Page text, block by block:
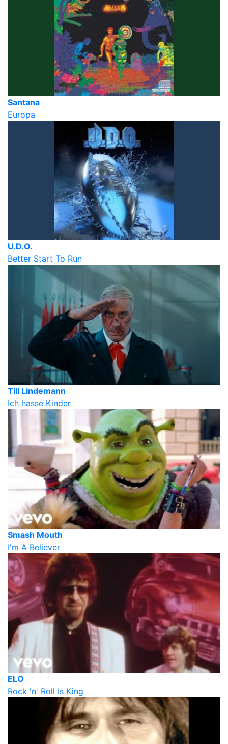
Santana
Europa
U.D.O.
Better Start To Run
Till Lindemann
Ich hasse Kinder
Smash Mouth
I'm A Believer
ELO
Rock 'n' Roll Is King